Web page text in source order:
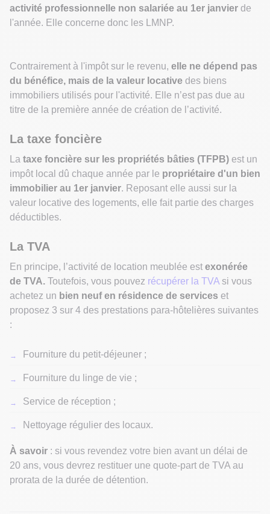
activité professionnelle non salariée au 1er janvier de
l'année. Elle concerne donc les LMNP.
Contrairement à l'impôt sur le revenu, elle ne dépend pas
du bénéfice, mais de la valeur locative des biens
immobiliers utilisés pour l'activité. Elle n’est pas due au
titre de la première année de création de l’activité.
La taxe foncière
La taxe foncière sur les propriétés bâties (TFPB) est un
impôt local dû chaque année par le propriétaire d'un bien
immobilier au 1er janvier. Reposant elle aussi sur la
valeur locative des logements, elle fait partie des charges
déductibles.
La TVA
En principe, l’activité de location meublée est exonérée
de TVA. Toutefois, vous pouvez récupérer la TVA si vous
achetez un bien neuf en résidence de services et
proposez 3 sur 4 des prestations para-hôtelières suivantes
:
Fourniture du petit-déjeuner ;
Fourniture du linge de vie ;
Service de réception ;
Nettoyage régulier des locaux.
À savoir : si vous revendez votre bien avant un délai de
20 ans, vous devrez restituer une quote-part de TVA au
prorata de la durée de détention.